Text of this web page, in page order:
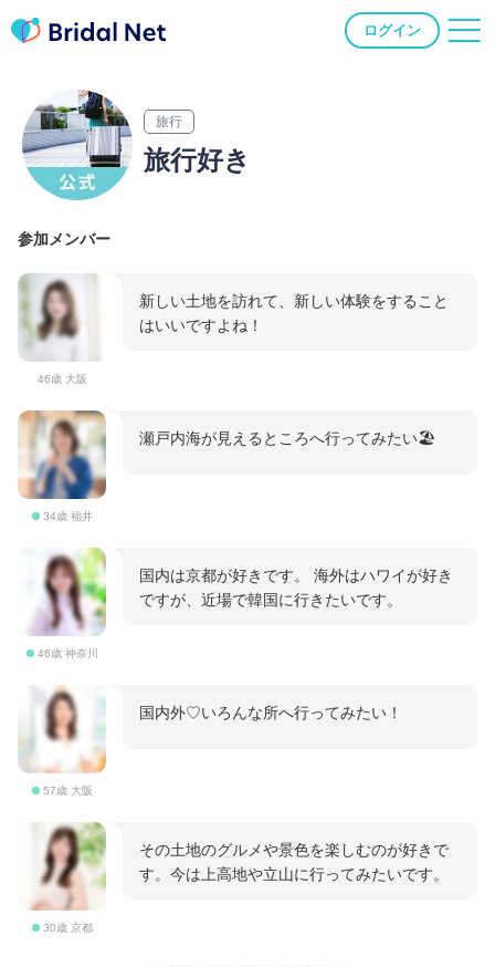
ログイン
旅行
旅行好き
参加メンバー
46歳 大阪
新しい土地を訪れて、新しい体験をすること
はいいですよね！
34歳 福井
瀬戸内海が見えるところへ行ってみたい🏖️
46歳 神奈川
国内は京都が好きです。 海外はハワイが好き
ですが、近場で韓国に行きたいです。
57歳 大阪
国内外♡いろんな所へ行ってみたい！
30歳 京都
その土地のグルメや景色を楽しむのが好きで
す。今は上高地や立山に行ってみたいです。